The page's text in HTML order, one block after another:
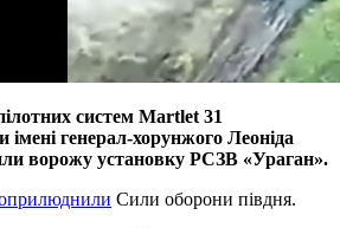
систем Martlet 31
імені генерал-хорунжого Леоніда
ворожу установку РСЗВ «Ураган».
Сили оборони півдня.